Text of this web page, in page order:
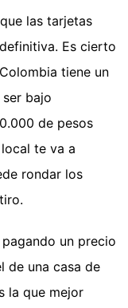
las tarjetas
Es cierto
tiene un
bajo
de pesos
te va a
rondar los
un precio
de una casa de
la que mejor